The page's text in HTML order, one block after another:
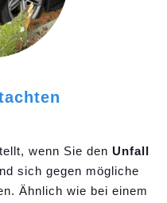
wenn Sie den Unfall
sich gegen mögliche
Ähnlich wie bei einem